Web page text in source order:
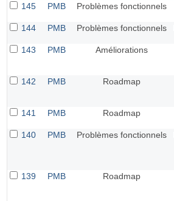
145
PMB Problèmes fonctionnels
144
PMB Problèmes fonctionnels
143
PMB Améliorations
142
PMB Roadmap
141
PMB Roadmap
140
PMB Problèmes fonctionnels
139
PMB Roadmap